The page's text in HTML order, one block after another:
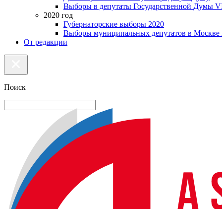
Выборы в депутаты Государственной Думы
2020 год
Губернаторские выборы 2020
Выборы муниципальных депутатов в Москве
От редакции
Поиск